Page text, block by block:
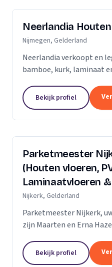
Neerlandia
Nijmegen, Gelderland
Neerlandia verkoopt en
bamboe, kurk, laminaat
kunt u bij ons terecht!
familiebedrijf in Nijmegen...
Bekijk profiel
Parketmeester
(Houten vloeren,
Laminaatvloeren
Nijkerk, Gelderland
Parketmeester Nijkerk,
zijn Maarten en Erna
aangesloten, omdat deze
zelfstandige...
Bekijk profiel